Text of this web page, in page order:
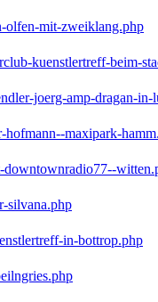
olfen-mit-zweiklang.php
kuenstlertreff-beim-
joerg-amp-dragan-in-
hofmann--maxipark-
downtownradio77--
silvana.php
in-bottrop.php